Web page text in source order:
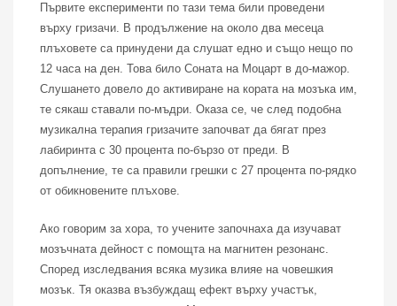
Първите експерименти по тази тема били проведени
върху гризачи. В продължение на около два месеца
плъховете са принудени да слушат едно и също нещо по
12 часа на ден. Това било Соната на Моцарт в до-мажор.
Слушането довело до активиране на кората на мозъка им,
те сякаш ставали по-мъдри. Оказа се, че след подобна
музикална терапия гризачите започват да бягат през
лабиринта с 30 процента по-бързо от преди. В
допълнение, те са правили грешки с 27 процента по-рядко
от обикновените плъхове.
Ако говорим за хора, то учените започнаха да изучават
мозъчната дейност с помощта на магнитен резонанс.
Според изследвания всяка музика влияе на човешкия
мозък. Тя оказва възбуждащ ефект върху участък,